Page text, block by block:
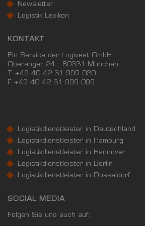
Newsletter
Logistik Lexikon
KONTAKT
Ein Service der Logivest GmbH
Oberanger 24 . 80331 München
T +49 40 42 31 999 030
F +49 40 42 31 999 099
Logistikdienstleister in Deutschland
Logistikdienstleister in Hamburg
Logistikdienstleister in Hannover
Logistikdienstleister in Berlin
Logistikdienstleister in Düsseldorf
SOCIAL MEDIA
Folgen Sie uns auch auf: